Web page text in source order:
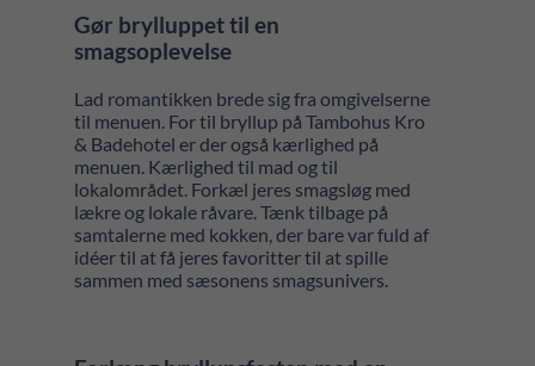
Gør brylluppet til en
smagsoplevelse
Lad romantikken brede sig fra omgivelserne
til menuen. For til bryllup på Tambohus Kro
& Badehotel er der også kærlighed på
menuen. Kærlighed til mad og til
lokalområdet. Forkæl jeres smagsløg med
lækre og lokale råvare. Tænk tilbage på
samtalerne med kokken, der bare var fuld af
idéer til at få jeres favoritter til at spille
sammen med sæsonens smagsunivers.